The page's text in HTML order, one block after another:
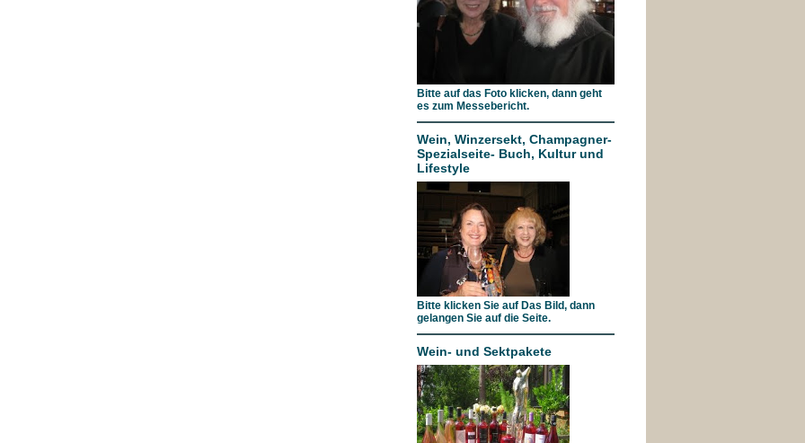
Bitte auf das Foto klicken, dann geht
es zum Messebericht.
Wein, Winzersekt, Champagner-
Spezialseite- Buch, Kultur und
Lifestyle
Bitte klicken Sie auf Das Bild, dann
gelangen Sie auf die Seite.
Wein- und Sektpakete